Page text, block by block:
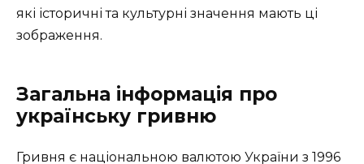
які історичні та культурні значення мають ці
зображення.
Загальна інформація про
українську гривню
Гривня є національною валютою України з 1996